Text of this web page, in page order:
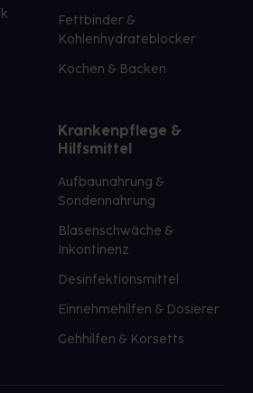
Fettbinder &
Kohlenhydrateblocker
Kochen & Backen
Krankenpflege &
Hilfsmittel
Aufbaunahrung &
Sondennahrung
Blasenschwäche &
Inkontinenz
Desinfektionsmittel
Einnehmehilfen & Dosierer
Gehhilfen & Korsetts